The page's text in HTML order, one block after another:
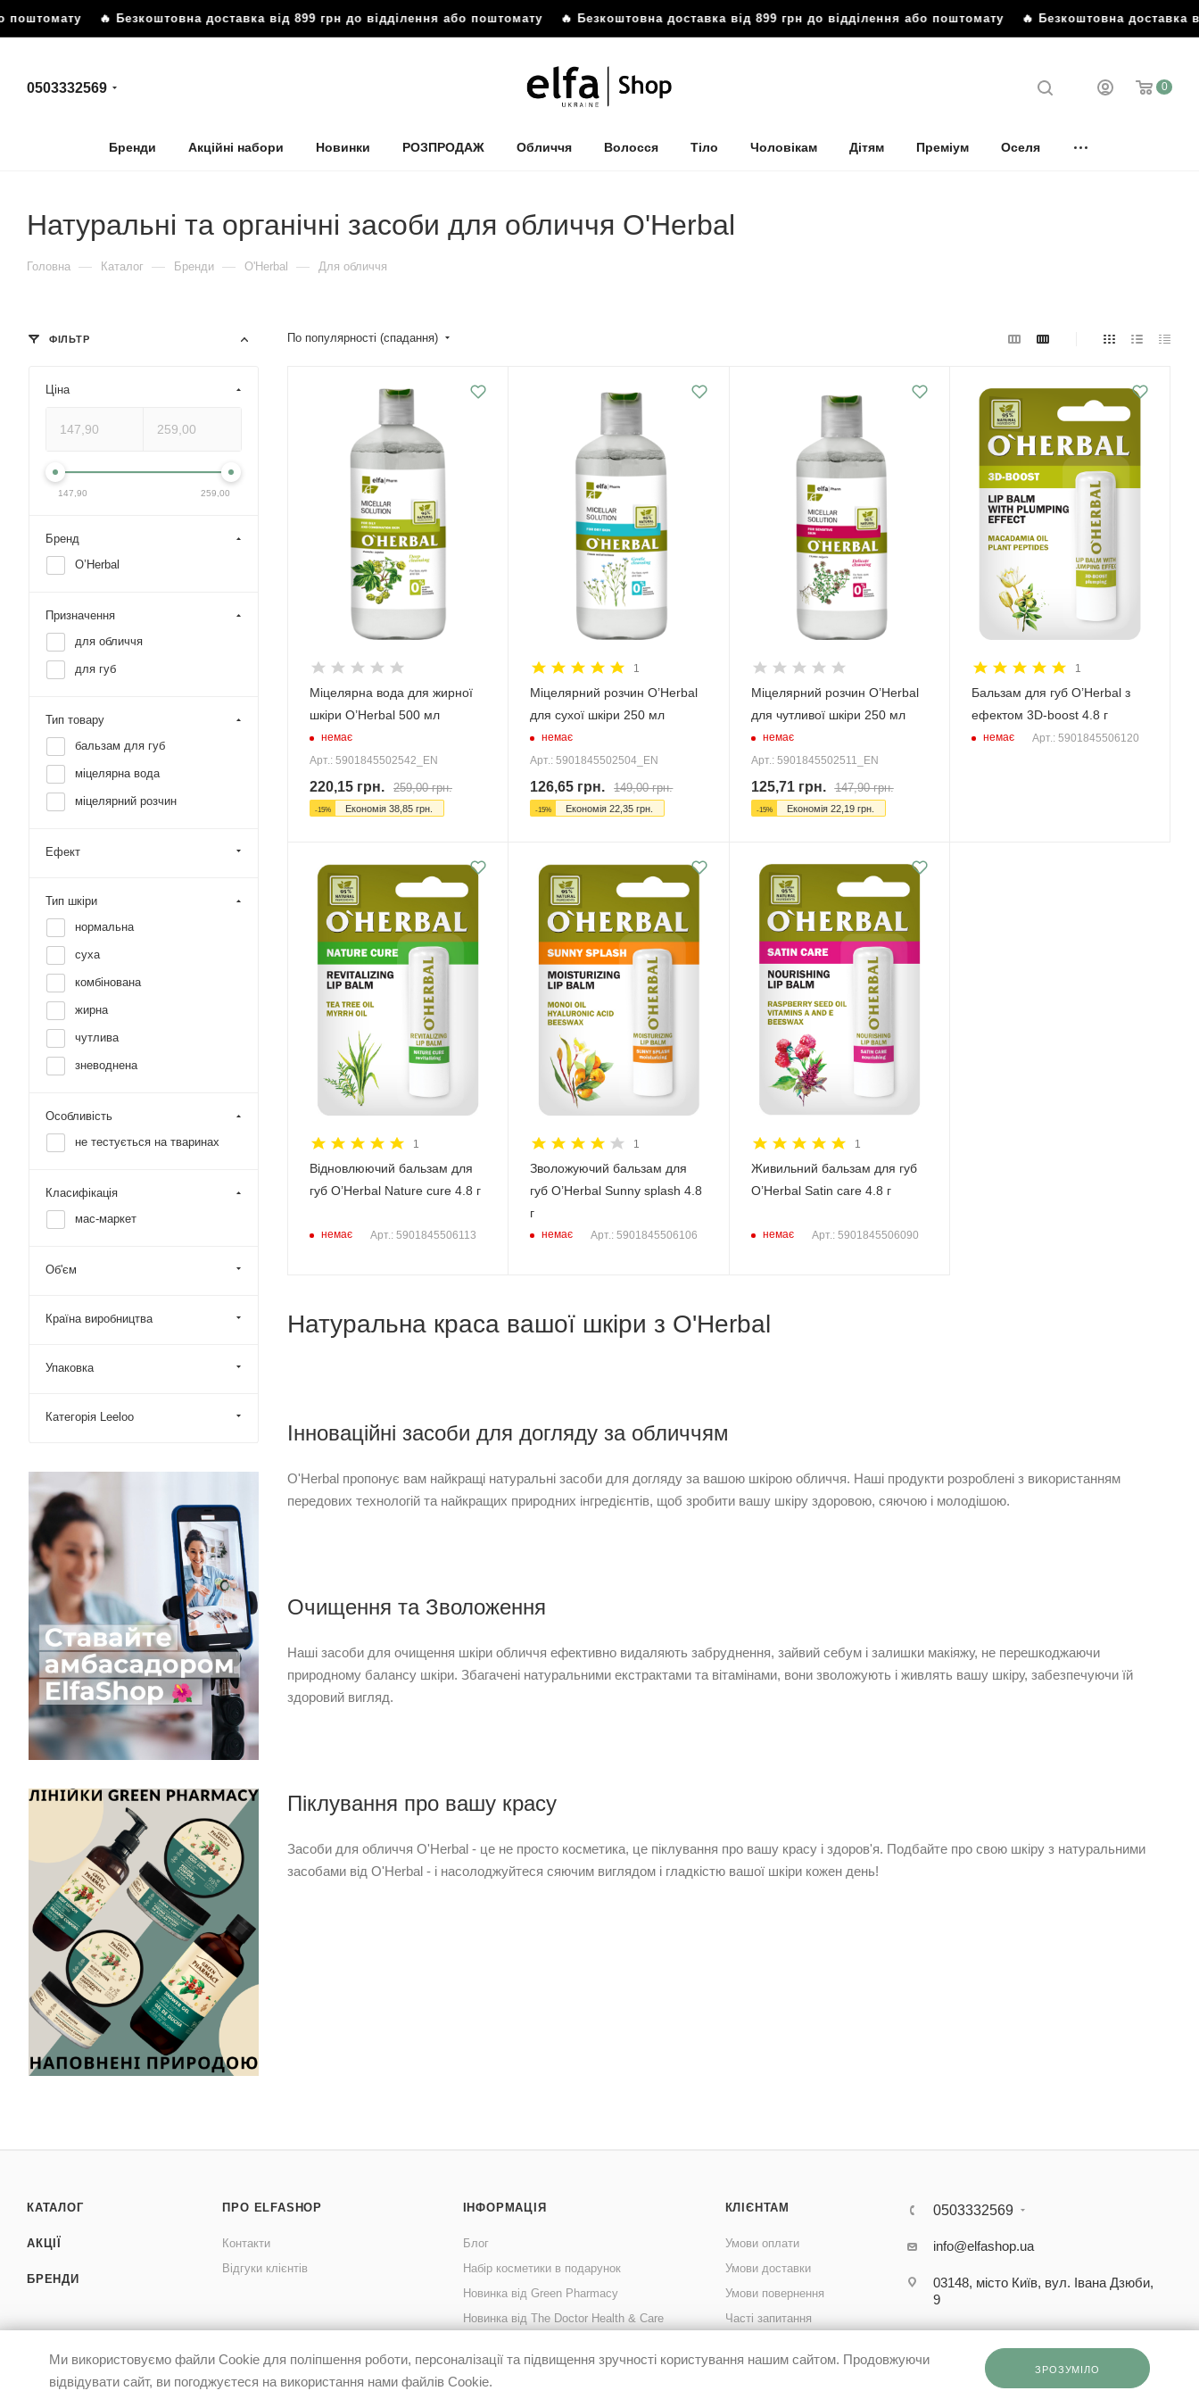
🔥 Безкоштовна доставка від 899 грн до відділення або поштомату🔥 Безкоштовна доставка від 899 грн до відділення або поштомату🔥 Безкоштовна доставка від
0503332569 0
Бренди Акційні набори Новинки РОЗПРОДАЖ Обличчя Волосся Тіло Чоловікам Дітям Преміум Оселя
Натуральні та органічні засоби для обличчя O'Herbal
Головна — Каталог — Бренди — O'Herbal — Для обличчя
По популярності (спадання)
Міцелярна вода для жирної
шкіри O’Herbal 500 мл
немає
Арт.: 5901845502542_EN
220,15 грн. 259,00грн.
-15% Економія 38,85 грн.
1
Міцелярний розчин O’Herbal
для сухої шкіри 250 мл
немає
Арт.: 5901845502504_EN
126,65 грн. 149,00грн.
-15% Економія22,35 грн.
Міцелярний розчин O’Herbal
для чутливої шкіри 250 мл
немає
Арт.: 5901845502511_EN
125,71грн. 147,90грн.
-15% Економія 22,19грн.
1
Бальзам для губ O’Herbal з
ефектом 3D-boost 4.8 г
немає Арт.: 5901845506120
1
Відновлюючий бальзам для
губ O’Herbal Nature cure 4.8 г
немає Арт.: 5901845506113
1
Зволожуючий бальзам для
губ O’Herbal Sunny splash 4.8
г
немає Арт.: 5901845506106
1
Живильний бальзам для губ
O’Herbal Satin care 4.8 г
немає Арт.: 5901845506090
Натуральна краса вашої шкіри з O'Herbal
Інноваційні засоби для догляду за обличчям
O'Herbal пропонує вам найкращі натуральні засоби для догляду за вашою шкірою обличчя. Наші продукти розроблені з використанням
передових технологій та найкращих природних інгредієнтів, щоб зробити вашу шкіру здоровою, сяючою і молодішою.
Очищення та Зволоження
Наші засоби для очищення шкіри обличчя ефективно видаляють забруднення, зайвий себум і залишки макіяжу, не перешкоджаючи
природному балансу шкіри. Збагачені натуральними екстрактами та вітамінами, вони зволожують і живлять вашу шкіру, забезпечуючи їй
здоровий вигляд.
Піклування про вашу красу
Засоби для обличчя O'Herbal - це не просто косметика, це піклування про вашу красу і здоров'я. Подбайте про свою шкіру з натуральними
засобами від O'Herbal - і насолоджуйтеся сяючим виглядом і гладкістю вашої шкіри кожен день!
ФІЛЬТР
Ціна
147,90 259,00
Бренд
O’Herbal
Призначення
для обличчя
для губ
Тип товару
бальзам для губ
міцелярна вода
міцелярний розчин
Ефект
Тип шкіри
нормальна
суха
комбінована
жирна
чутлива
зневоднена
Особливість
не тестується на тваринах
Класифікація
мас-маркет
Об'єм
Країна виробництва
Упаковка
Категорія Leeloo
КАТАЛОГ
АКЦІЇ
БРЕНДИ
ПРО ELFASHOP
Контакти
Відгуки клієнтів
ІНФОРМАЦІЯ
Блог
Набір косметики в подарунок
Новинка від Green Pharmacy
Новинка від The Doctor Health & Care
КЛІЄНТАМ
Умови оплати
Умови доставки
Умови повернення
Часті запитання
Персональні дані
0503332569
info@elfashop.ua
03148, місто Київ, вул. Івана Дзюби,
9
Ми використовуємо файли Cookie для поліпшення роботи, персоналізації та підвищення зручності користування нашим сайтом. Продовжуючи
відвідувати сайт, ви погоджуєтеся на використання нами файлів Cookie.
ЗРОЗУМІЛО